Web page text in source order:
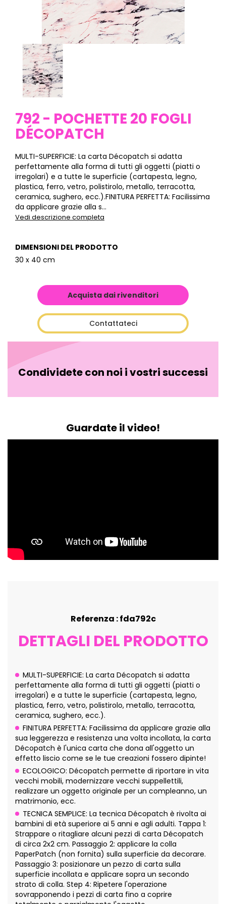
792 - POCHETTE 20 FOGLI
DÉCOPATCH
MULTI-SUPERFICIE: La carta Décopatch si adatta
perfettamente alla forma di tutti gli oggetti (piatti o
irregolari) e a tutte le superficie (cartapesta, legno,
plastica, ferro, vetro, polistirolo, metallo, terracotta,
ceramica, sughero, ecc.).FINITURA PERFETTA: Facilissima
da applicare grazie alla s...
Vedi descrizione completa
DIMENSIONI DEL PRODOTTO
30 x 40 cm
Acquista dai rivenditori
Contattateci
Condividete con noi i vostri successi
Guardate il video!
Referenza : fda792c
DETTAGLI DEL PRODOTTO
MULTI-SUPERFICIE: La carta Décopatch si adatta
perfettamente alla forma di tutti gli oggetti (piatti o
irregolari) e a tutte le superficie (cartapesta, legno,
plastica, ferro, vetro, polistirolo, metallo, terracotta,
ceramica, sughero, ecc.).
FINITURA PERFETTA: Facilissima da applicare grazie alla
sua leggerezza e resistenza una volta incollata, la carta
Décopatch è l'unica carta che dona all'oggetto un
effetto liscio come se le tue creazioni fossero dipinte!
ECOLOGICO: Décopatch permette di riportare in vita
vecchi mobili, modernizzare vecchi suppellettili,
realizzare un oggetto originale per un compleanno, un
matrimonio, ecc.
TECNICA SEMPLICE: La tecnica Décopatch è rivolta ai
bambini di età superiore ai 5 anni e agli adulti. Tappa 1:
Strappare o ritagliare alcuni pezzi di carta Décopatch
di circa 2x2 cm. Passaggio 2: applicare la colla
PaperPatch (non fornita) sulla superficie da decorare.
Passaggio 3: posizionare un pezzo di carta sulla
superficie incollata e applicare sopra un secondo
strato di colla. Step 4: Ripetere l'operazione
sovrapponendo i pezzi di carta fino a coprire